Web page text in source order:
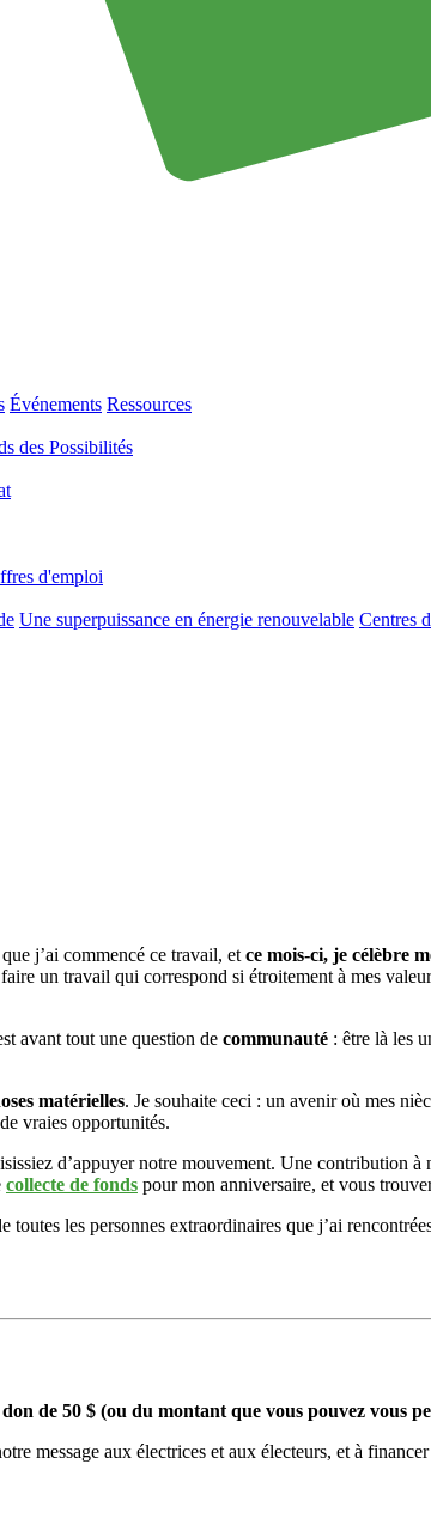
Événements Ressources
des Possibilités
d'emploi
Une superpuissance en énergie renouvelable Centres
j’ai commencé ce travail, et ce mois-ci, je célèbre
un travail qui correspond si étroitement à mes
avant tout une question de communauté : être là les
matérielles. Je souhaite ceci : un avenir où mes
vraies opportunités.
d’appuyer notre mouvement. Une contribution
collecte de fonds pour mon anniversaire, et vous
les personnes extraordinaires que j’ai
de 50 $ (ou du montant que vous pouvez vous
message aux électrices et aux électeurs, et à